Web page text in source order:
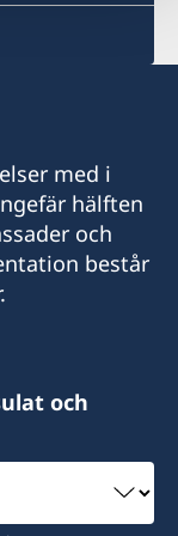
med i
hälften
och
består
och